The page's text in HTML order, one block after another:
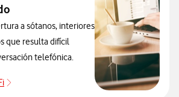
a sótanos, interiores
que resulta difícil
telefónica.
Pulsar para consultar el servicio que